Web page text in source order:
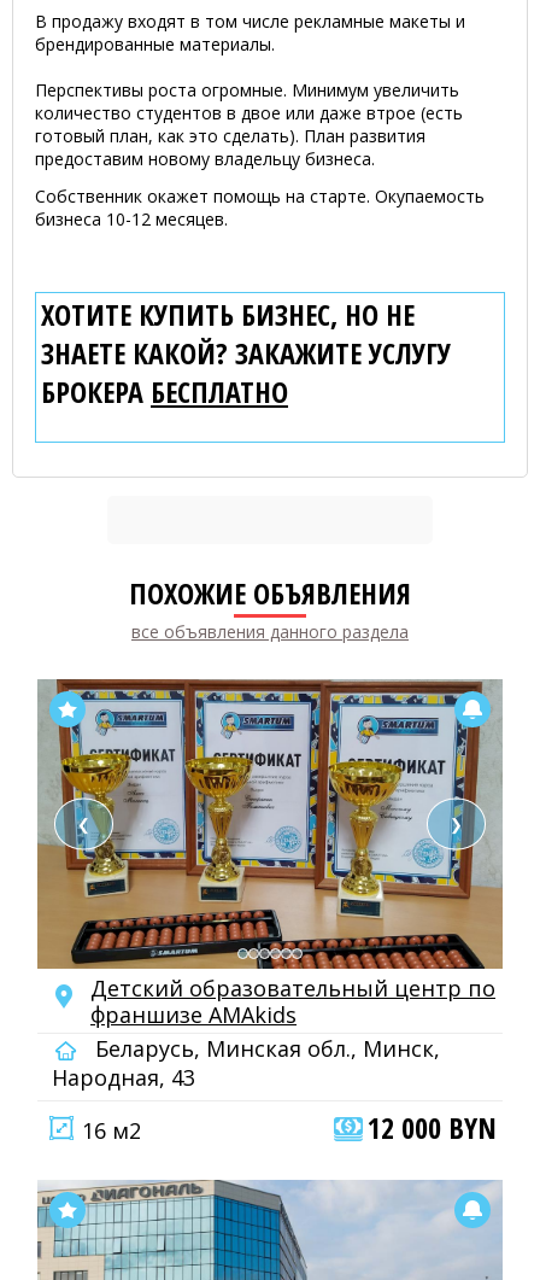
В продажу входят в том числе рекламные макеты и
брендированные материалы.
Перспективы роста огромные. Минимум увеличить
количество студентов в двое или даже втрое (есть
готовый план, как это сделать). План развития
предоставим новому владельцу бизнеса.
Собственник окажет помощь на старте. Окупаемость
бизнеса 10-12 месяцев.
ХОТИТЕ КУПИТЬ БИЗНЕС, НО НЕ
ЗНАЕТЕ КАКОЙ? ЗАКАЖИТЕ УСЛУГУ
БРОКЕРА БЕСПЛАТНО
ПОХОЖИЕ ОБЪЯВЛЕНИЯ
все объявления данного раздела
❮ ❯
Детский образовательный центр по
франшизе AMAkids
Беларусь, Минская обл., Минск,
Народная, 43
16 м2
12 000 BYN